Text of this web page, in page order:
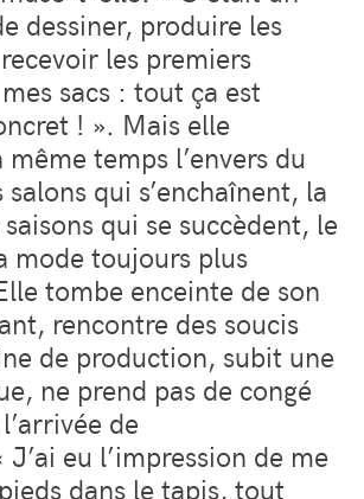
dessiner, produire les
les premiers
sacs : tout ça est
! ». Mais elle
temps l’envers du
qui s’enchaînent, la
qui se succèdent, le
mode toujours plus
tombe enceinte de son
rencontre des soucis
de production, subit une
ne prend pas de congé
de
eu l’impression de me
dans le tapis, tout